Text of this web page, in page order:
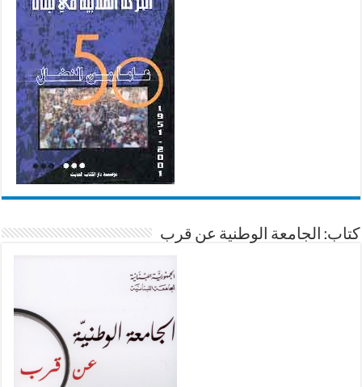
كتاب: الجامعة الوطنية عن قرب